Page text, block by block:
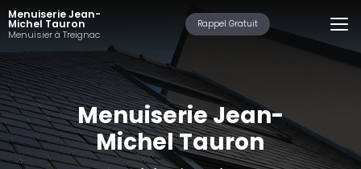
Aller
au
contenu
principal
Menuiserie Jean-
Michel Tauron
Menuisier à Treignac
Rappel Gratuit
Menuiserie Jean-
Michel Tauron